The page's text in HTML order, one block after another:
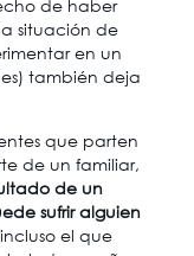
de haber
situación de
en un
también deja
que parten
de un familiar,
de un
sufrir alguien
el que